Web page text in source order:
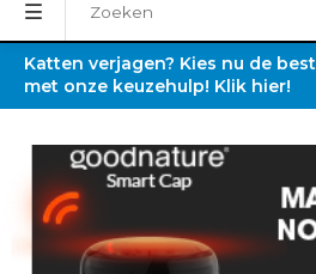
Katten verjagen? Kies nu de
met onze keuzehulp! Klik hier!